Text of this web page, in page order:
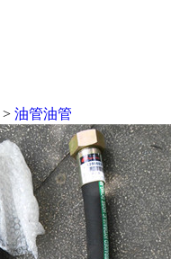
> 油管油管